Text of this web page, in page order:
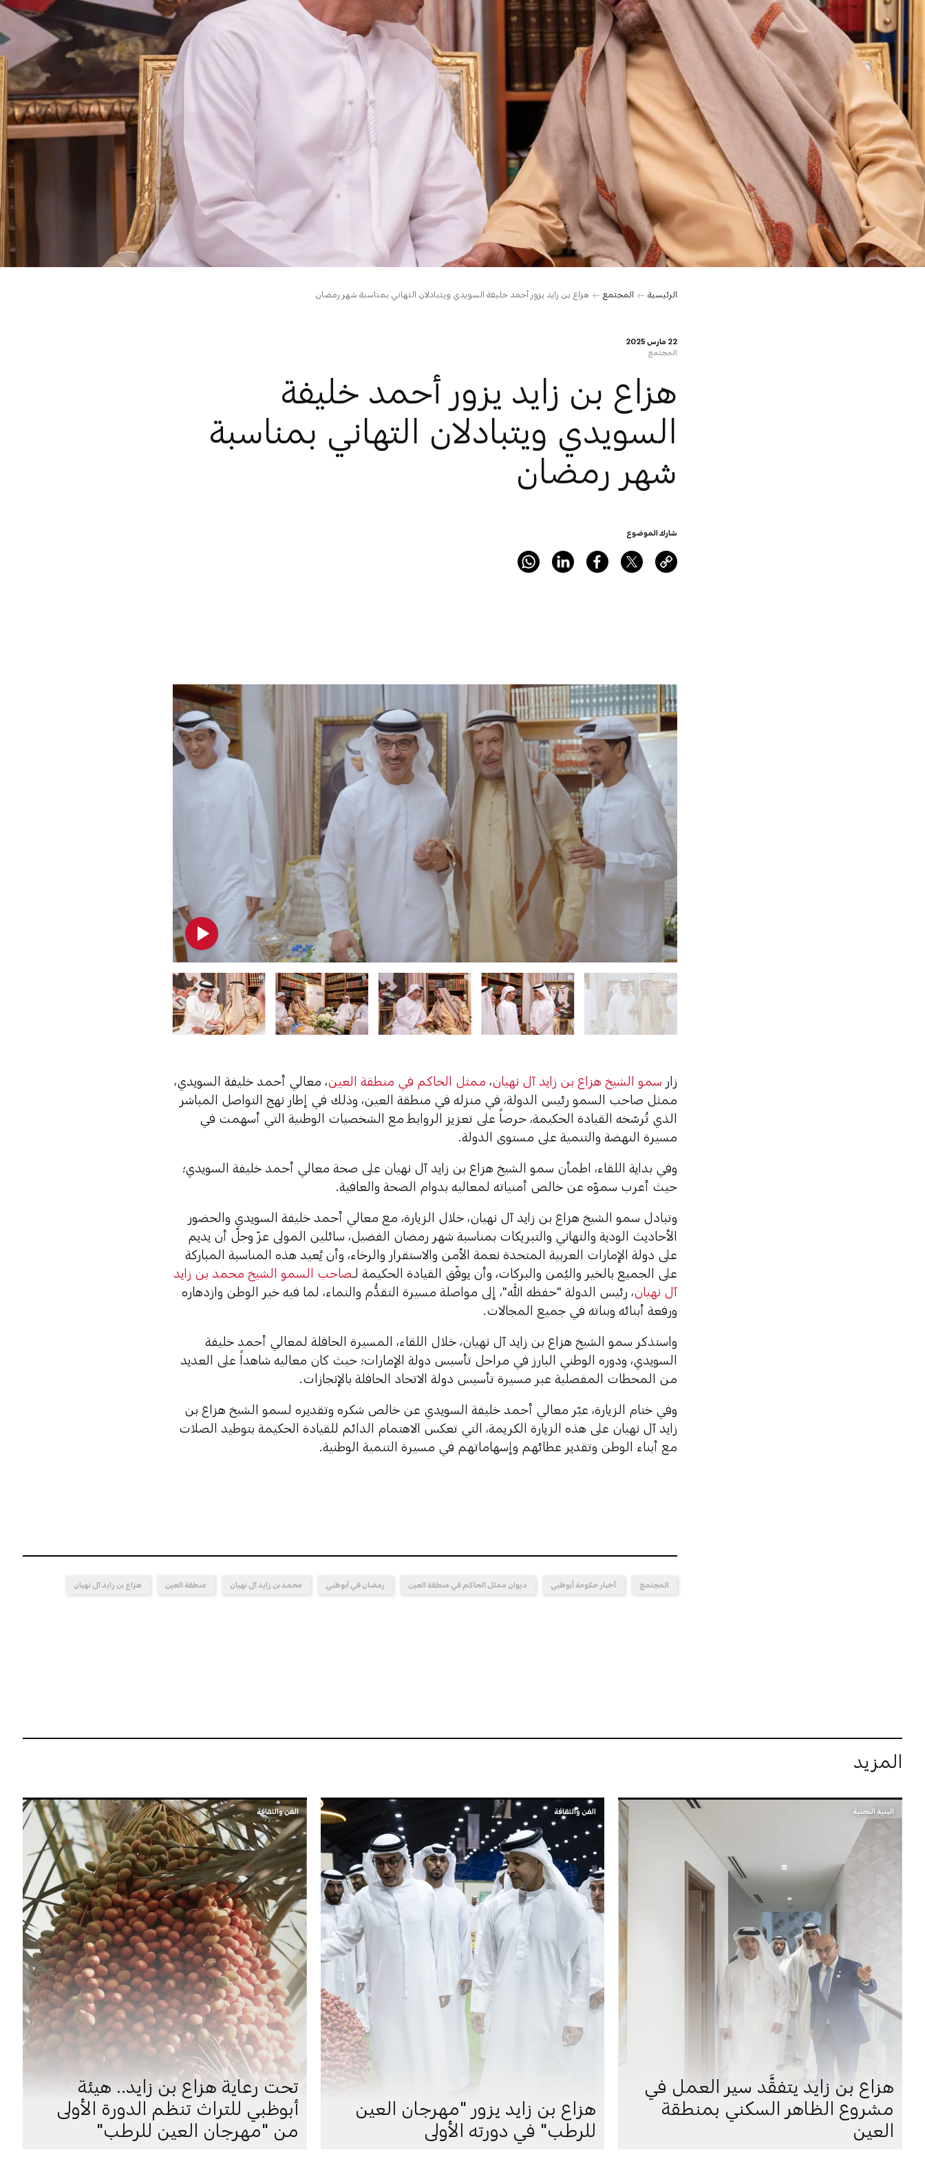
الرئيسية المجتمع هزاع بن زايد يزور أحمد خليفة السويدي ويتبادلان التهاني بمناسبة شهر رمضان
22 مارس 2025
المجتمع
هزاع بن زايد يزور أحمد خليفة
السويدي ويتبادلان التهاني بمناسبة
شهر رمضان
شارك الموضوع
زار سمو الشيخ هزاع بن زايد آل نهيان، ممثل الحاكم في منطقة العين، معالي أحمد خليفة السويدي،
ممثل صاحب السمو رئيس الدولة، في منزله في منطقة العين، وذلك في إطار نهج التواصل المباشر
الذي تُرسّخه القيادة الحكيمة، حرصاً على تعزيز الروابط مع الشخصيات الوطنية التي أسهمت في
مسيرة النهضة والتنمية على مستوى الدولة.
وفي بداية اللقاء، اطمأن سمو الشيخ هزاع بن زايد آل نهيان على صحة معالي أحمد خليفة السويدي؛
حيث أعرب سموّه عن خالص أمنياته لمعاليه بدوام الصحة والعافية.
وتبادل سمو الشيخ هزاع بن زايد آل نهيان، خلال الزيارة، مع معالي أحمد خليفة السويدي والحضور
الأحاديث الودية والتهاني والتبريكات بمناسبة شهر رمضان الفضيل، سائلين المولى عزّ وجلّ أن يديم
على دولة الإمارات العربية المتحدة نعمة الأمن والاستقرار والرخاء، وأن يُعيد هذه المناسبة المباركة
على الجميع بالخير واليُمن والبركات، وأن يوفّق القيادة الحكيمة لـصاحب السمو الشيخ محمد بن زايد
آل نهيان، رئيس الدولة "حفظه الله"، إلى مواصلة مسيرة التقدُّم والنماء، لما فيه خير الوطن وازدهاره
ورفعة أبنائه وبناته في جميع المجالات.
واستذكر سمو الشيخ هزاع بن زايد آل نهيان، خلال اللقاء، المسيرة الحافلة لمعالي أحمد خليفة
السويدي، ودوره الوطني البارز في مراحل تأسيس دولة الإمارات؛ حيث كان معاليه شاهداً على العديد
من المحطات المفصلية عبر مسيرة تأسيس دولة الاتحاد الحافلة بالإنجازات.
وفي ختام الزيارة، عبّر معالي أحمد خليفة السويدي عن خالص شكره وتقديره لسمو الشيخ هزاع بن
زايد آل نهيان على هذه الزيارة الكريمة، التي تعكس الاهتمام الدائم للقيادة الحكيمة بتوطيد الصلات
مع أبناء الوطن وتقدير عطائهم وإسهاماتهم في مسيرة التنمية الوطنية.
المجتمع أخبار حكومة أبوظبي ديوان ممثل الحاكم في منطقة العين رمضان في أبوظبي محمد بن زايد آل نهيان منطقة العين هزاع بن زايد آل نهيان
المزيد
البنية التحتية
هزاع بن زايد يتفقَّد سير العمل في
مشروع الظاهر السكني بمنطقة
العين
الفن والثقافة
هزاع بن زايد يزور "مهرجان العين
للرطب" في دورته الأولى
الفن والثقافة
تحت رعاية هزاع بن زايد.. هيئة
أبوظبي للتراث تنظم الدورة الأولى
من "مهرجان العين للرطب"